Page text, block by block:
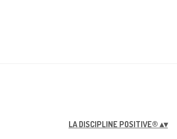
LA DISCIPLINE POSITIVE® ▴▾